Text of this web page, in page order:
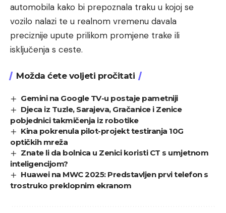
automobila kako bi prepoznala traku u kojoj se
vozilo nalazi te u realnom vremenu davala
preciznije upute prilikom promjene trake ili
isključenja s ceste.
Možda ćete voljeti pročitati
Gemini na Google TV-u postaje pametniji
Djeca iz Tuzle, Sarajeva, Gračanice i Zenice
pobjednici takmičenja iz robotike
Kina pokrenula pilot-projekt testiranja 10G
optičkih mreža
Znate li da bolnica u Zenici koristi CT s umjetnom
inteligencijom?
Huawei na MWC 2025: Predstavljen prvi telefon s
trostruko preklopnim ekranom